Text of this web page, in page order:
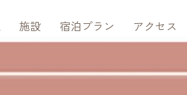
施設 宿泊プラン アクセス